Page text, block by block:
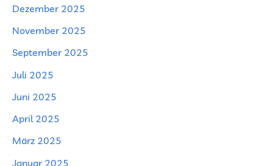
Dezember 2025
November 2025
September 2025
Juli 2025
Juni 2025
April 2025
März 2025
Januar 2025